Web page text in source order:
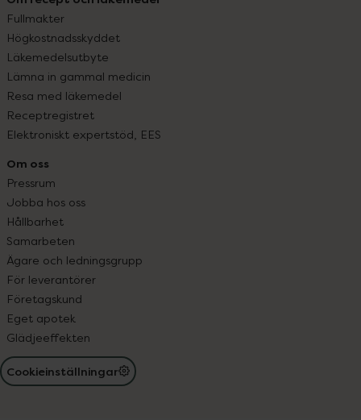
Fullmakter
Högkostnadsskyddet
Läkemedelsutbyte
Lämna in gammal medicin
Resa med läkemedel
Receptregistret
Elektroniskt expertstöd, EES
Om oss
Pressrum
Jobba hos oss
Hållbarhet
Samarbeten
Ägare och ledningsgrupp
För leverantörer
Företagskund
Eget apotek
Glädjeeffekten
Cookieinställningar